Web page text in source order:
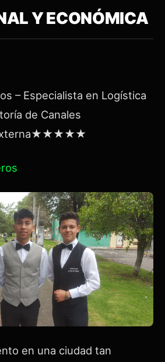
Y ECONÓMICA
– Especialista en Logística
de Canales
Externa★★★★★
en una ciudad tan